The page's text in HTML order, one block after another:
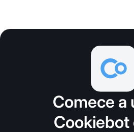
Comece a
Cookiebot